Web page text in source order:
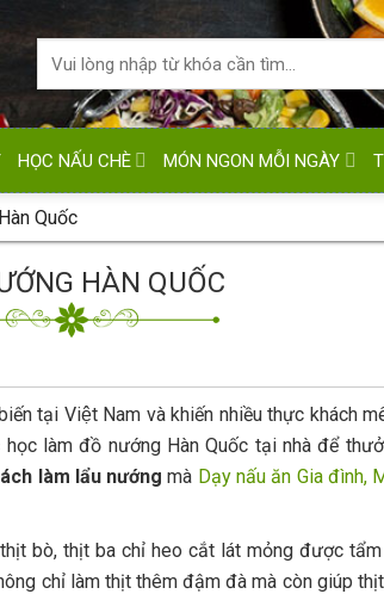
HỌC NẤU CHÈ MÓN NGON MỖI NGÀY
Quốc
HÀN QUỐC
tại Việt Nam và khiến nhiều thực khách
học làm đồ nướng Hàn Quốc tại nhà để
làm lẩu nướng mà Dạy nấu ăn Gia đình,
bò, thịt ba chỉ heo cắt lát mỏng được
chỉ làm thịt thêm đậm đà mà còn giúp